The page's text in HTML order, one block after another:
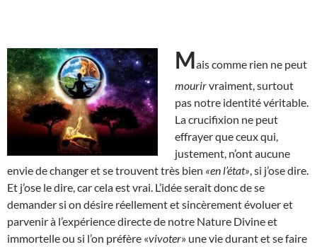
Mais comme rien ne peut
mourirvraiment, surtout
pas notre identité véritable.
La crucifixion ne peut
effrayer que ceux qui,
justement, n’ont aucune
envie de changer et se trouvent très bien «en l’état» , si j’ose dire.
Et j’ose le dire, car cela est vrai. L’idée serait donc de se
demander si on désire réellement et sincèrement évoluer et
parvenir à l’expérience directe de notre Nature Divine et
immortelle ou si l’on préfère «vivoter» une vie durant et se faire